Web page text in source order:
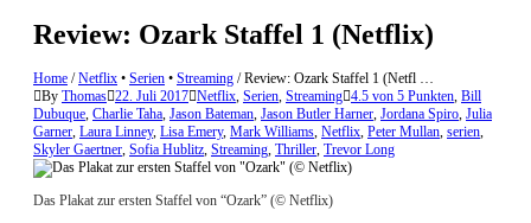
Review: Ozark Staffel 1 (Netflix)
Home /Netflix • Serien • Streaming /Review: Ozark Staffel 1 (Netfl …
By Thomas 22. Juli 2017 Netflix, Serien, Streaming 4.5 von 5 Punkten, Bill
Dubuque, Charlie Taha, Jason Bateman, Jason Butler Harner, Jordana Spiro, Julia
Garner, Laura Linney, Lisa Emery, Mark Williams, Netflix, Peter Mullan, serien,
Skyler Gaertner, Sofia Hublitz, Streaming, Thriller, Trevor Long
Das Plakat zur ersten Staffel von “Ozark” (© Netflix)